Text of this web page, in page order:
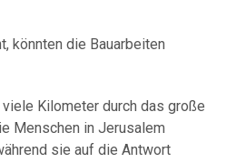
könnten die Bauarbeiten
Kilometer durch das große
Menschen in Jerusalem
sie auf die Antwort